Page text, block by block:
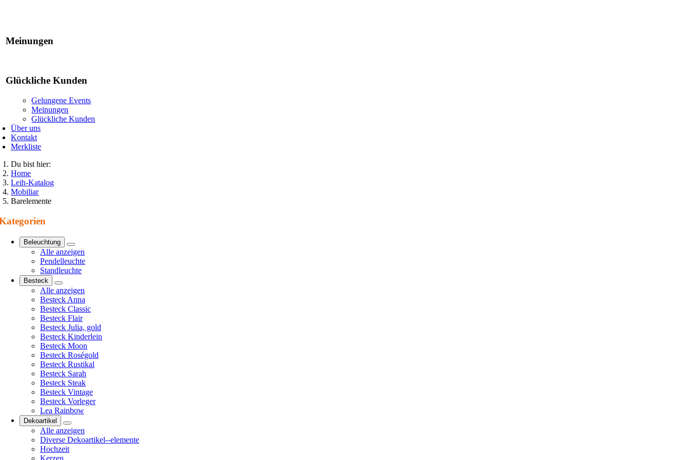
Meinungen
Glückliche Kunden
Gelungene Events
Meinungen
Glückliche Kunden
Über uns
Kontakt
Merkliste
Du bist hier:
Home
Leih-Katalog
Mobiliar
Barelemente
Beleuchtung
Alle anzeigen
Pendelleuchte
Standleuchte
Besteck
Alle anzeigen
Besteck Anna
Besteck Classic
Besteck Flair
Besteck Julia, gold
Besteck Kinderlein
Besteck Moon
Besteck Roségold
Besteck Rustikal
Besteck Sarah
Besteck Steak
Besteck Vintage
Besteck Vorleger
Lea Rainbow
Dekoartikel
Alle anzeigen
Diverse Dekoartikel--elemente
Hochzeit
Kerzen